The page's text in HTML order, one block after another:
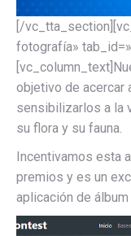
[/
fotografía»
objetivo de acercar
sensibilizarlos a la
su flora y su fauna.
Incentivamos esta
premios y es un
aplicación de